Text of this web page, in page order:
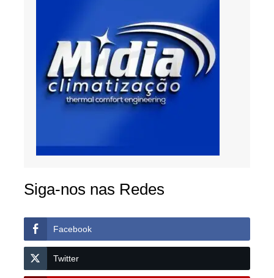
Siga-nos nas Redes
Facebook
Twitter